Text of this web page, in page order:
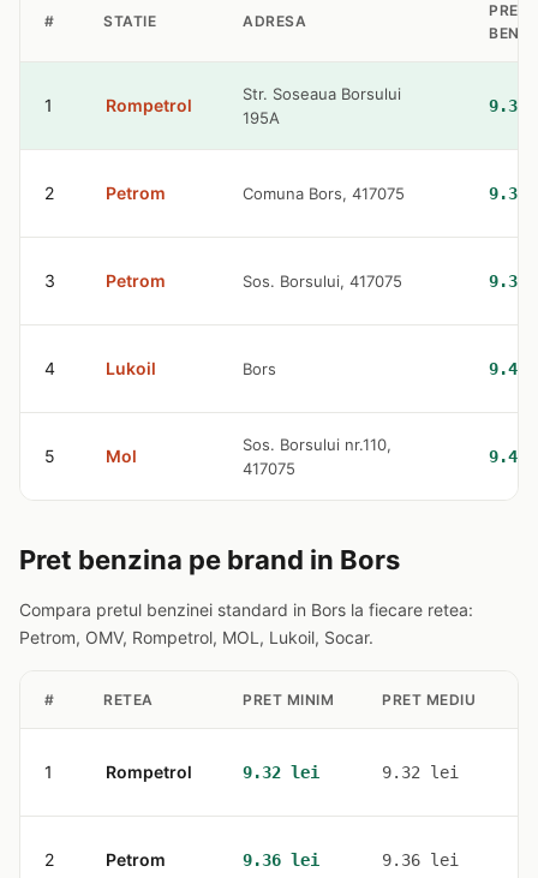
# STATIE ADRESA
PRET
1 Rompetrol
Str. Soseaua Borsului
195A
2 Petrom Comuna Bors, 417075
3 Petrom Sos. Borsului, 417075
4 Lukoil Bors
5 Mol
Sos. Borsului nr.110,
417075
Pret benzina pe brand in Bors
Compara pretul benzinei standard in Bors la fiecare retea:
Petrom, OMV, Rompetrol, MOL, Lukoil, Socar.
# RETEA PRET MINIM PRET MEDIU
1 Rompetrol 9.32 lei 9.32 lei
2 Petrom 9.36 lei 9.36 lei